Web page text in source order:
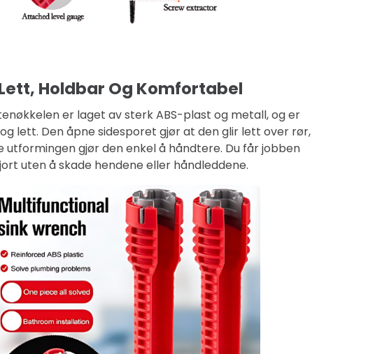
Holdbar Og Komfortabel
er laget av sterk ABS-plast og metall, og er
lett. Den åpne sidesporet gjør at den glir lett over rør,
utformingen gjør den enkel å håndtere. Du får jobben
uten å skade hendene eller håndleddene.